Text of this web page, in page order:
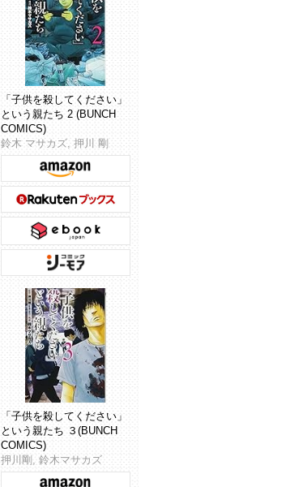
「子供を殺してください」
という親たち 2 (BUNCH
COMICS)
鈴木 マサカズ, 押川 剛
「子供を殺してください」
という親たち ３(BUNCH
COMICS)
押川剛, 鈴木マサカズ